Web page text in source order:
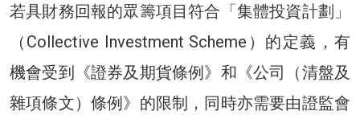
若具財務回報的眾籌項目符合「集體投資計劃」
（Collective Investment Scheme）的定義，有
機會受到《證券及期貨條例》和《公司（清盤及
雜項條文）條例》的限制，同時亦需要由證監會